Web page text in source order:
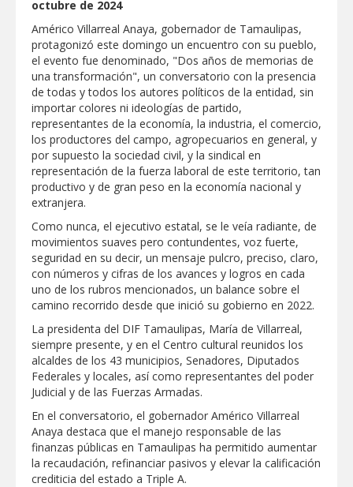
CONAEDU sobre redes sociales y
escuelas militarizadas
AVANZAN TRABAJOS DE
MODERNIZACIÓN EN AVENIDA
REFORMA; GOBIERNO MUNICIPAL
MANTIENE EL RITMO DE LAS OBRAS
PRIORITARIAS
Atendió Protección Civil de Reynosa
reportes ante lluvias
IMPULSA GESTIÓN AMBIENTAL
JORNADA DE MEJORA URBANA EN
HACIENDA SAN AGUSTÍN
Asegura alcalde de Reynosa buen
GOBIERNO MUNICIPAL Y ESTATAL
CELEBRARÁN FERIA DEL EMPLEO EL
PRÓXIMO 18 DE AGOSTO
Logra STPS la generación de empleo
con más de 6 mil 900 colocaciones en
Tamaulipas
Anunciaron Gobierno Municipal,
PROFECO y CANACO: Feria de Regreso a
Clases 2026
Lleva gobierno de Reynosa programa
"Acción y Conciencia" a colonia
Integración Familiar
octubre de 2024
Américo Villarreal Anaya, gobernador de Tamaulipas,
protagonizó este domingo un encuentro con su pueblo,
el evento fue denominado, "Dos años de memorias de
una transformación", un conversatorio con la presencia
de todas y todos los autores políticos de la entidad, sin
importar colores ni ideologías de partido,
representantes de la economía, la industria, el comercio,
los productores del campo, agropecuarios en general, y
por supuesto la sociedad civil, y la sindical en
representación de la fuerza laboral de este territorio, tan
productivo y de gran peso en la economía nacional y
extranjera.
Como nunca, el ejecutivo estatal, se le veía radiante, de
movimientos suaves pero contundentes, voz fuerte,
seguridad en su decir, un mensaje pulcro, preciso, claro,
con números y cifras de los avances y logros en cada
uno de los rubros mencionados, un balance sobre el
camino recorrido desde que inició su gobierno en 2022.
La presidenta del DIF Tamaulipas, María de Villarreal,
siempre presente, y en el Centro cultural reunidos los
alcaldes de los 43 municipios, Senadores, Diputados
Federales y locales, así como representantes del poder
Judicial y de las Fuerzas Armadas.
En el conversatorio, el gobernador Américo Villarreal
Anaya destaca que el manejo responsable de las
finanzas públicas en Tamaulipas ha permitido aumentar
la recaudación, refinanciar pasivos y elevar la calificación
crediticia del estado a Triple A.